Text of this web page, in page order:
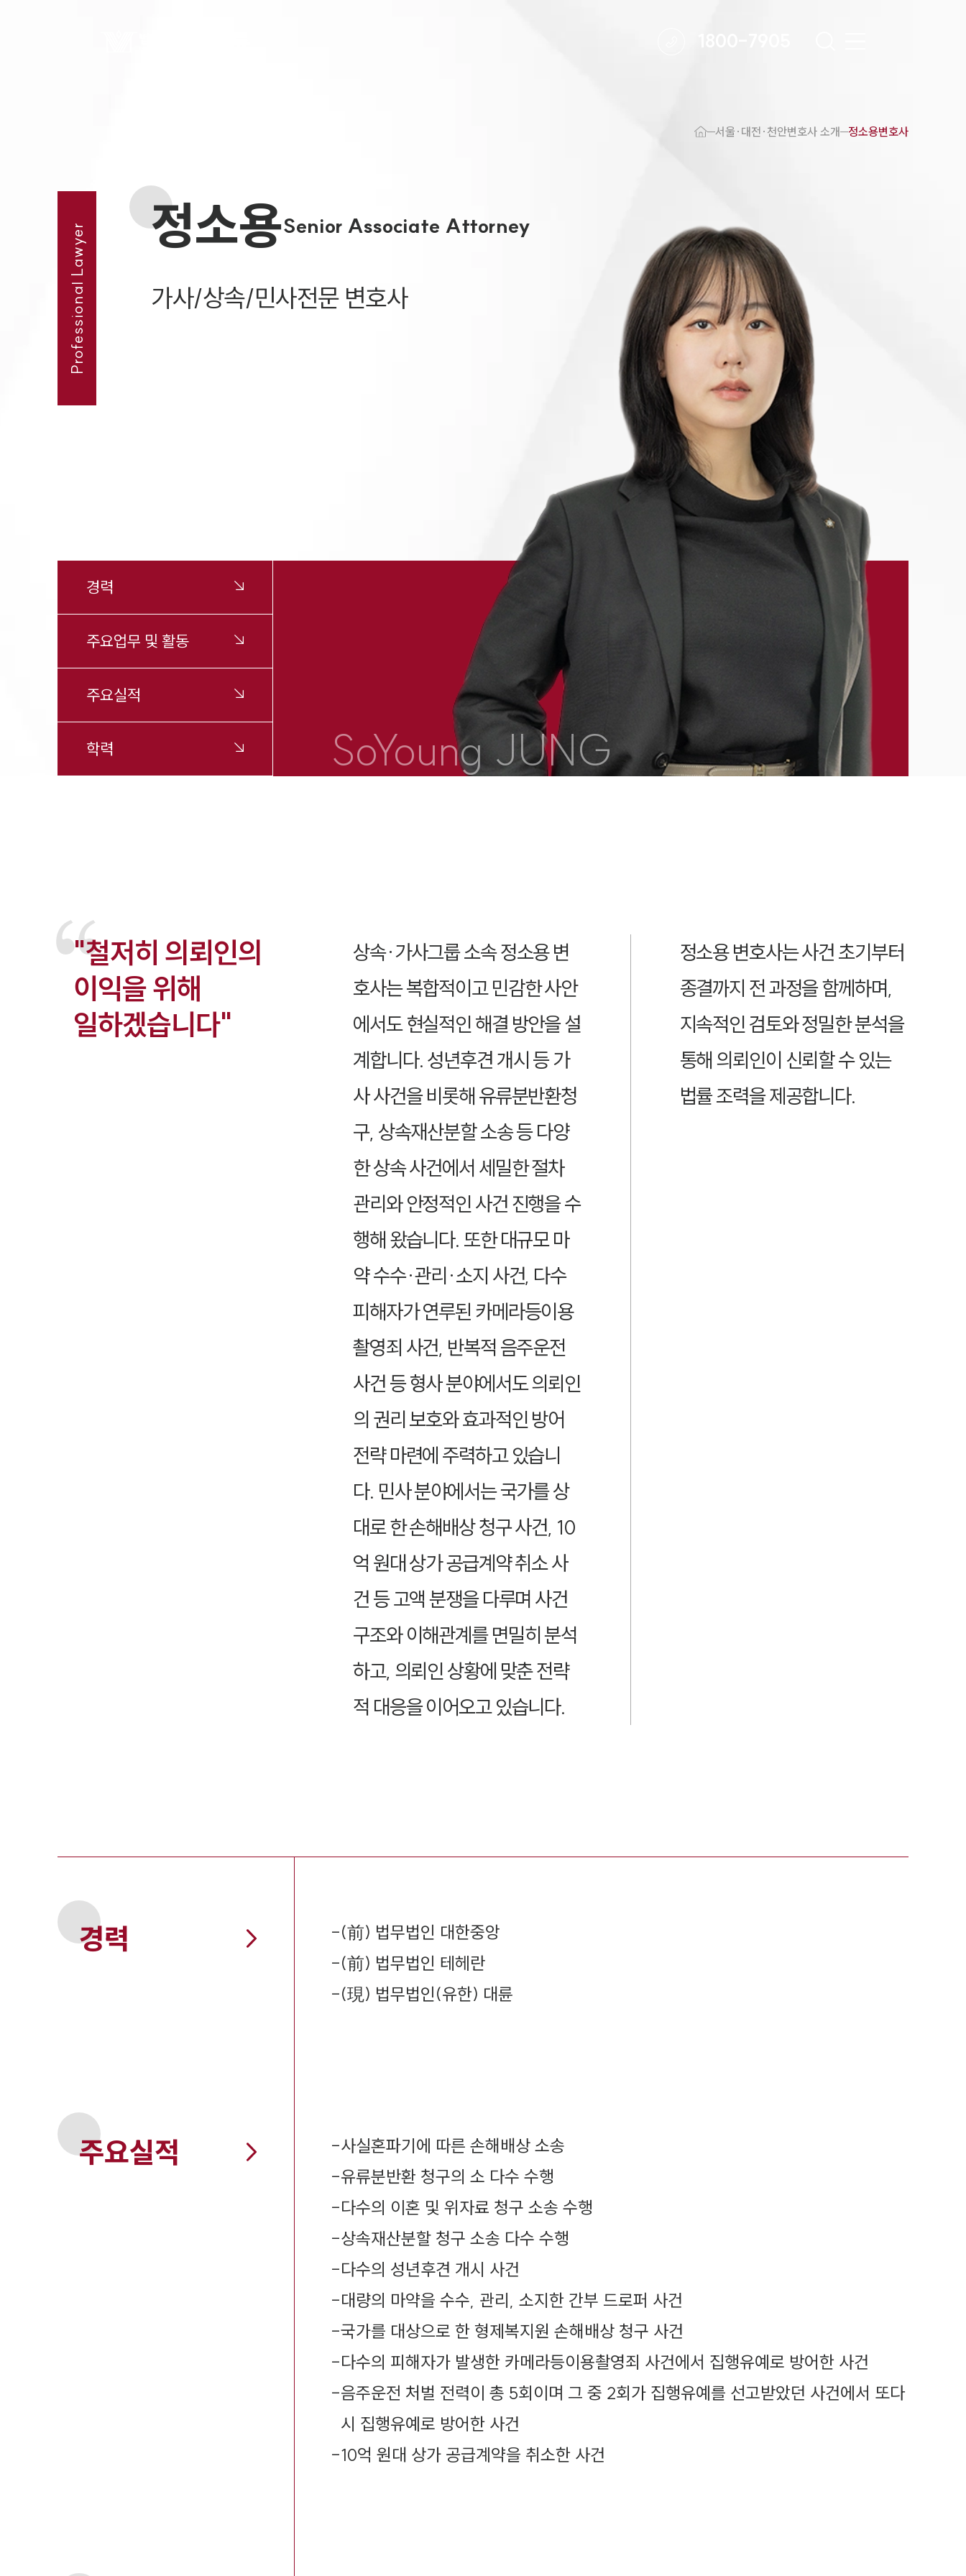
서울·대전·천안변호사
천안음주운전·교통사고변호사
천안변호사 업무분야
천안변호사 주요 업무사례
천안 분사무소 오시는 길
천안변호사상담 상담접수
1800-7905
서울·대전·천안변호사 소개 정소용변호사
Professional Lawyer Senior Associate Attorney
정소용
가사/상속/민사전문 변호사
경력
주요업무 및 활동
주요실적
학력 SoYoung JUNG
"철저히 의뢰인의
이익을 위해
일하겠습니다"
상속·가사그룹 소속 정소용 변
호사는 복합적이고 민감한 사안
에서도 현실적인 해결 방안을 설
계합니다. 성년후견 개시 등 가
사 사건을 비롯해 유류분반환청
구, 상속재산분할 소송 등 다양
한 상속 사건에서 세밀한 절차
관리와 안정적인 사건 진행을 수
행해 왔습니다. 또한 대규모 마
약 수수·관리·소지 사건, 다수
피해자가 연루된 카메라등이용
촬영죄 사건, 반복적 음주운전
사건 등 형사 분야에서도 의뢰인
의 권리 보호와 효과적인 방어
전략 마련에 주력하고 있습니
다. 민사 분야에서는 국가를 상
대로 한 손해배상 청구 사건, 10
억 원대 상가 공급계약 취소 사
건 등 고액 분쟁을 다루며 사건
구조와 이해관계를 면밀히 분석
하고, 의뢰인 상황에 맞춘 전략
적 대응을 이어오고 있습니다.
정소용 변호사는 사건 초기부터
종결까지 전 과정을 함께하며,
지속적인 검토와 정밀한 분석을
통해 의뢰인이 신뢰할 수 있는
법률 조력을 제공합니다.
경력 -(前) 법무법인 대한중앙
-(前) 법무법인 테헤란
-(現) 법무법인(유한) 대륜
주요실적 -사실혼파기에 따른 손해배상 소송
-유류분반환 청구의 소 다수 수행
-다수의 이혼 및 위자료 청구 소송 수행
-상속재산분할 청구 소송 다수 수행
-다수의 성년후견 개시 사건
-대량의 마약을 수수, 관리, 소지한 간부 드로퍼 사건
-국가를 대상으로 한 형제복지원 손해배상 청구 사건
-다수의 피해자가 발생한 카메라등이용촬영죄 사건에서 집행유예로 방어한 사건
-음주운전 처벌 전력이 총 5회이며 그 중 2회가 집행유예를 선고받았던 사건에서 또다
시 집행유예로 방어한 사건
-10억 원대 상가 공급계약을 취소한 사건